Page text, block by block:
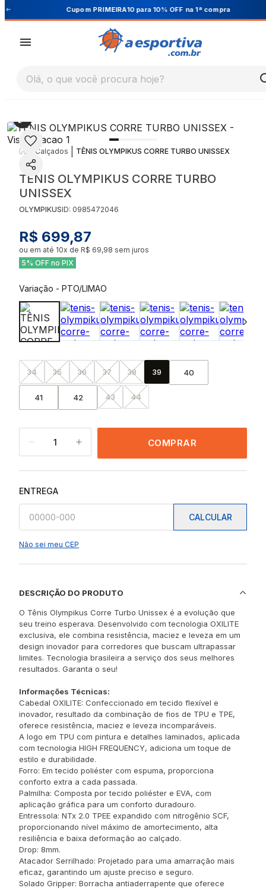
Cupom PRIMEIRA10 para 10% OFF na 1ª compra
Olá, o que você procura hoje?
Calçados TÊNIS OLYMPIKUS CORRE TURBO UNISSEX
TÊNIS OLYMPIKUS CORRE TURBO
UNISSEX
OLYMPIKUSID: 0985472046
R$ 699,87
ou em até 10x de R$ 69,98 sem juros
5% OFF no PIX
Variação - PTO/LIMAO
34 35 36 37 38 39 40
41 42 43 44
1 COMPRAR
ENTREGA
CALCULAR
Não sei meu CEP
DESCRIÇÃO DO PRODUTO
O Tênis Olympikus Corre Turbo Unissex é a evolução que
seu treino esperava. Desenvolvido com tecnologia OXILITE
exclusiva, ele combina resistência, maciez e leveza em um
design inovador para corredores que buscam ultrapassar
limites. Tecnologia brasileira a serviço dos seus melhores
resultados. Garanta o seu!
Informações Técnicas:
Cabedal OXILITE: Confeccionado em tecido flexível e
inovador, resultado da combinação de fios de TPU e TPE,
oferece resistência, maciez e leveza incomparáveis.
A logo em TPU com pintura e detalhes laminados, aplicada
com tecnologia HIGH FREQUENCY, adiciona um toque de
estilo e durabilidade.
Forro: Em tecido poliéster com espuma, proporciona
conforto extra a cada passada.
Palmilha: Composta por tecido poliéster e EVA, com
aplicação gráfica para um conforto duradouro.
Entressola: NTx 2.0 TPEE expandido com nitrogênio SCF,
proporcionando nível máximo de amortecimento, alta
resiliência e baixa deformação ao calçado.
Drop: 8mm.
Atacador Serrilhado: Projetado para uma amarração mais
eficaz, garantindo um ajuste preciso e seguro.
Solado Gripper: Borracha antiaderrapente que oferece